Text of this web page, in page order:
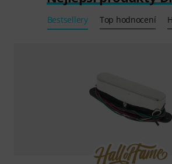
Bestsellery Top hodnocení